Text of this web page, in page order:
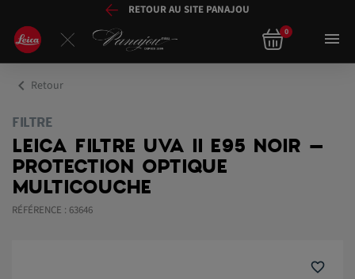
RETOUR AU SITE PANAJOU
0 
chevron_left Retour
FILTRE
LEICA FILTRE UVA II E95 NOIR –
PROTECTION OPTIQUE
MULTICOUCHE
RÉFÉRENCE : 63646
favorite_border